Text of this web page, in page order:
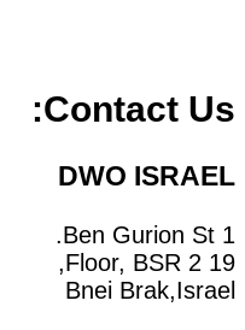
Contact Us:
DWO ISRAEL
1 Ben Gurion St.
19 Floor, BSR 2,
Bnei Brak,Israel